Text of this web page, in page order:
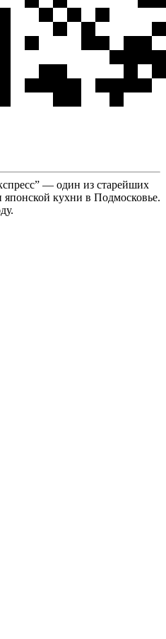
— один из старейших
кухни в Подмосковье.